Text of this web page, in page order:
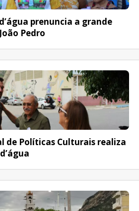
prenuncia a grande
Pedro
de Políticas Culturais realiza